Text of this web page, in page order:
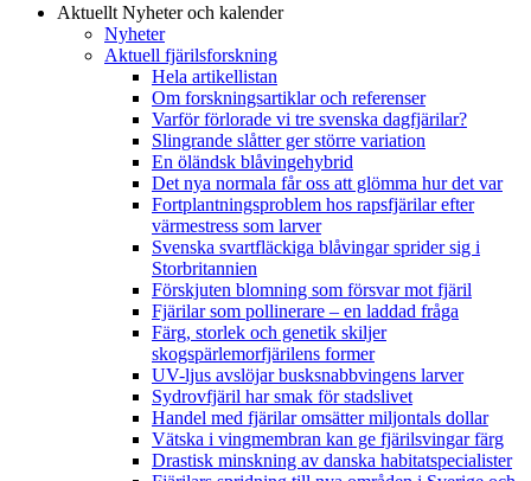
Aktuellt Nyheter och kalender
Nyheter
Aktuell fjärilsforskning
Hela artikellistan
Om forskningsartiklar och referenser
Varför förlorade vi tre svenska dagfjärilar?
Slingrande slåtter ger större variation
En öländsk blåvingehybrid
Det nya normala får oss att glömma hur det var
Fortplantningsproblem hos rapsfjärilar efter
värmestress som larver
Svenska svartfläckiga blåvingar sprider sig i
Storbritannien
Förskjuten blomning som försvar mot fjäril
Fjärilar som pollinerare – en laddad fråga
Färg, storlek och genetik skiljer
skogspärlemorfjärilens former
UV-ljus avslöjar busksnabbvingens larver
Sydrovfjäril har smak för stadslivet
Handel med fjärilar omsätter miljontals dollar
Vätska i vingmembran kan ge fjärilsvingar färg
Drastisk minskning av danska habitatspecialister